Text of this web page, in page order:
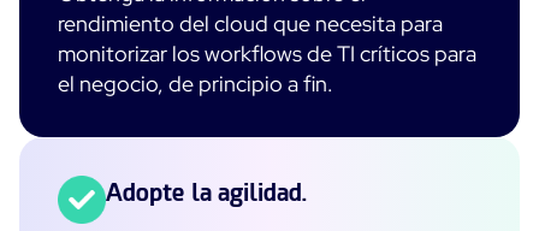
rendimiento del cloud que necesita para
monitorizar los workflows de TI críticos para
el negocio, de principio a fin.
Adopte la agilidad.